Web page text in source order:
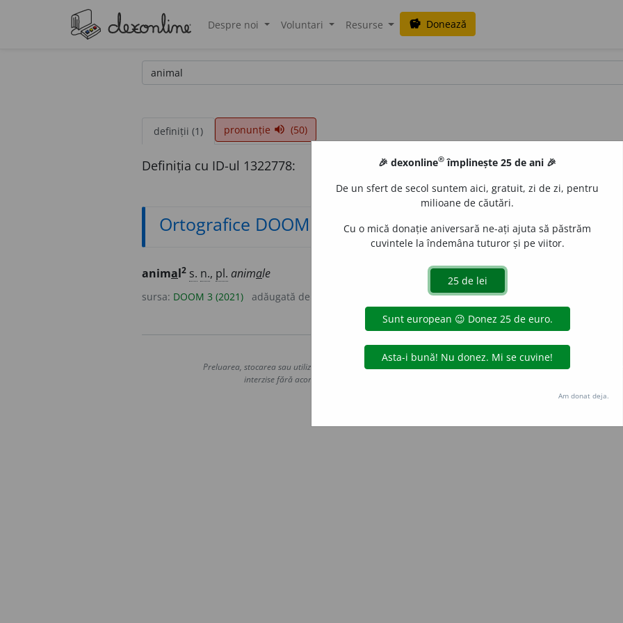
Despre noi Voluntari Resurse savings Donează
definiții (1) pronunție volume_up (50)
Definiția cu ID-ul 1322778:
Ortografice DOOM
animal2 s. n., pl. animale
sursa: DOOM 3 (2021) adăugată de
Copyright © 2004-2026 dexonline (https://dexonline.ro)
Preluarea, stocarea sau utilizarea datelor de pe acest site, inclusiv prin orice metode de extragere automată
interzise fără acordul nostru prealabil scris, cu excepția seturilor de date oferite oficial spre utilizare
Hosterion
🎉 dexonline® împlinește 25 de ani 🎉
De un sfert de secol suntem aici, gratuit, zi de zi, pentru
milioane de căutări.
Cu o mică donație aniversară ne-ați ajuta să păstrăm
cuvintele la îndemâna tuturor și pe viitor.
Am donat deja.